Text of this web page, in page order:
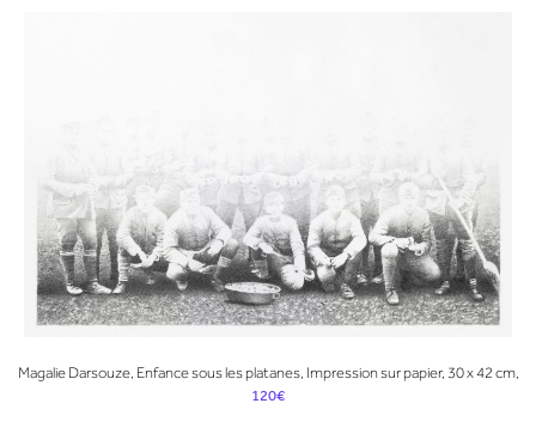
Magalie Darsouze, Enfance sous les platanes, Impression sur papier, 30 x 42 cm,
120€